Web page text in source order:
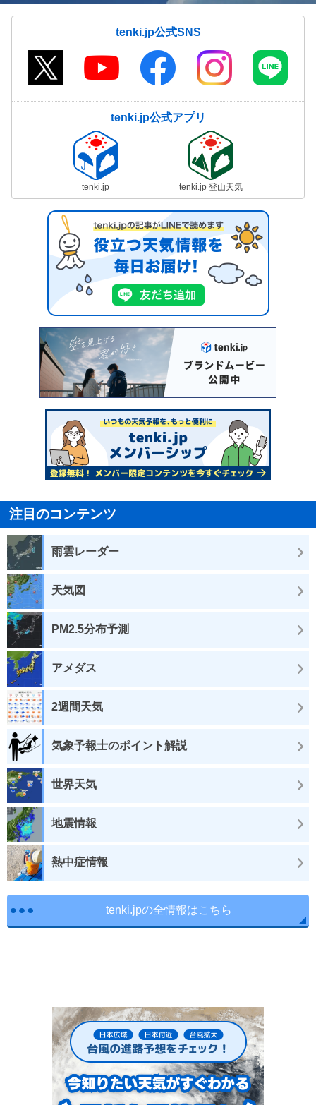
tenki.jp公式SNS
tenki.jp公式アプリ
tenki.jp tenki.jp 登山天気
注目のコンテンツ
雨雲レーダー
天気図
PM2.5分布予測
アメダス
2週間天気
気象予報士のポイント解説
世界天気
地震情報
熱中症情報
tenki.jpの全情報はこちら